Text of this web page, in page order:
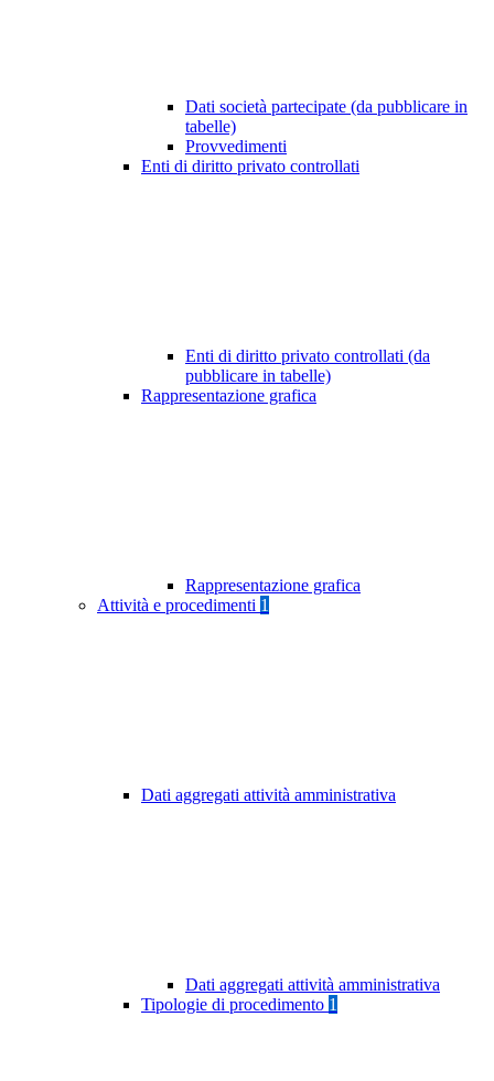
Dati società partecipate (da pubblicare in
tabelle)
Provvedimenti
Enti di diritto privato controllati
Enti di diritto privato controllati (da
pubblicare in tabelle)
Rappresentazione grafica
Rappresentazione grafica
Attività e procedimenti 1
Dati aggregati attività amministrativa
Dati aggregati attività amministrativa
Tipologie di procedimento 1